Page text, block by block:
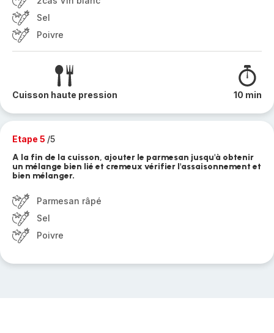
Sel
Poivre
Cuisson haute pression 10 min
Etape 5 /5
A la fin de la cuisson, ajouter le parmesan jusqu'à obtenir
un mélange bien lié et cremeux vérifier l'assaisonnement et
bien mélanger.
Parmesan râpé
Sel
Poivre